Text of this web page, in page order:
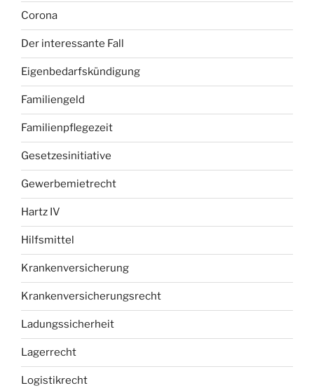
Corona
Der interessante Fall
Eigenbedarfskündigung
Familiengeld
Familienpflegezeit
Gesetzesinitiative
Gewerbemietrecht
Hartz IV
Hilfsmittel
Krankenversicherung
Krankenversicherungsrecht
Ladungssicherheit
Lagerrecht
Logistikrecht